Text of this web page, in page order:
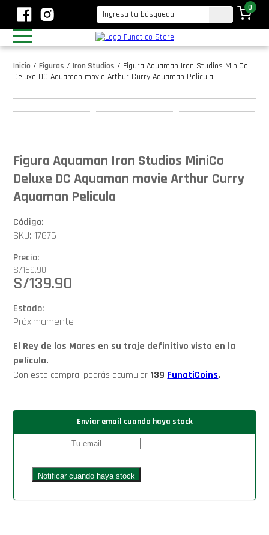
0
Inicio / Figuras / Iron Studios / Figura Aquaman Iron Studios MiniCo
Deluxe DC Aquaman movie Arthur Curry Aquaman Pelicula
Figura Aquaman Iron Studios MiniCo
Deluxe DC Aquaman movie Arthur Curry
Aquaman Pelicula
Código:
SKU: 17676
Precio:
S/169.90
S/139.90
Estado:
Próximamente
El Rey de los Mares en su traje definitivo visto en la
película.
Con esta compra, podrás acumular 139 FunatiCoins.
Enviar email cuando haya stock